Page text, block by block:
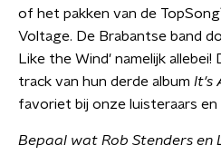
of het pakken van de
Voltage. De Brabantse band
Like the Wind' namelijk
track van hun derde album It's
favoriet bij onze luisteraars en
Bepaal wat Rob Stenders en